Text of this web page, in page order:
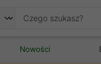
Nowości